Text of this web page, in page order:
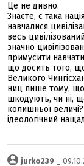
Це не дивно.
Знаєте, є така
навчалися
весь
значно
примусити
що досить того,
Великого
ниц лише тому, що
шкодують, чи ні,
колишньої
ідеологічний
jurko239 _